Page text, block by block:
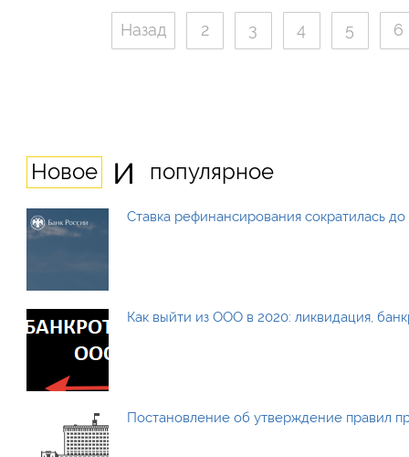
Назад 2 3 4 5 6
Новое и популярное
Ставка рефинансирования сократилась
Как выйти из ООО в 2020: ликвидация,
Постановление об утверждение правил